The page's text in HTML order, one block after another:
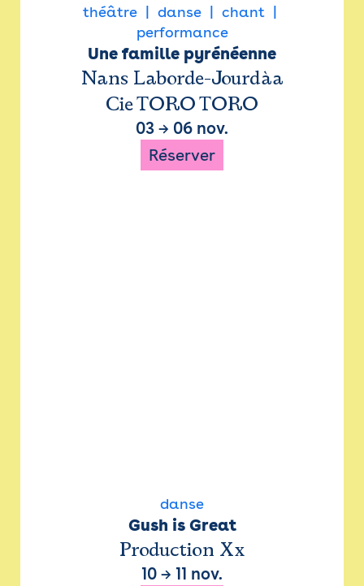
théâtre danse
chant
performance
Une famille pyrénéenne
Nans Laborde-Jourdàa
Cie TORO TORO
03 → 06 nov.
Réserver
danse
Gush is Great
Production Xx
10 → 11 nov.